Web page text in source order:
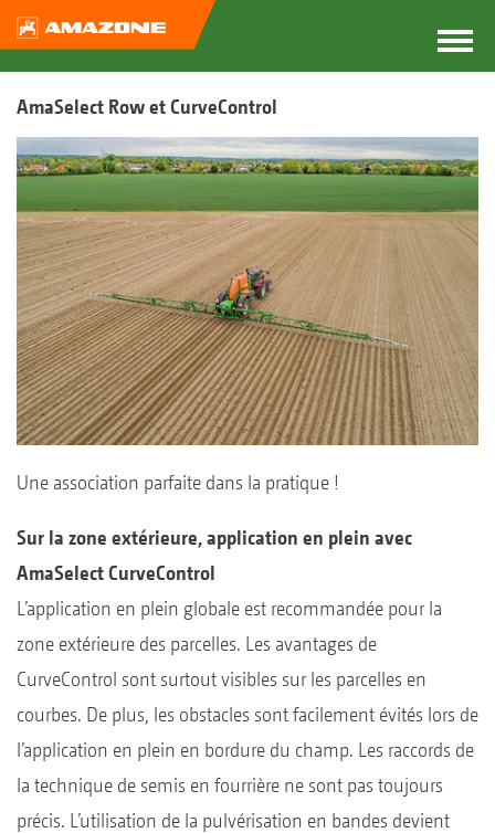
AmaSelect Row et CurveControl
Une association parfaite dans la pratique !
Sur la zone extérieure, application en plein avec
AmaSelect CurveControl
L’application en plein globale est recommandée pour la
zone extérieure des parcelles. Les avantages de
CurveControl sont surtout visibles sur les parcelles en
courbes. De plus, les obstacles sont facilement évités lors de
l’application en plein en bordure du champ. Les raccords de
la technique de semis en fourrière ne sont pas toujours
précis. L’utilisation de la pulvérisation en bandes devient